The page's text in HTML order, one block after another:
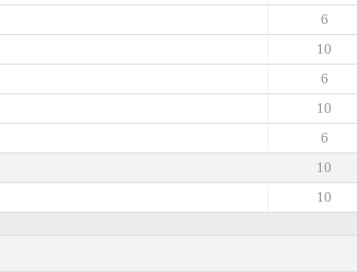
6
10
6
10
6
10
10